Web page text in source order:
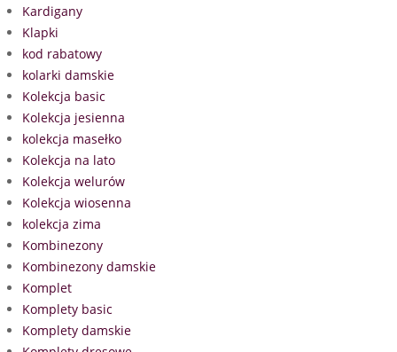
Kardigany
Klapki
kod rabatowy
kolarki damskie
Kolekcja basic
Kolekcja jesienna
kolekcja masełko
Kolekcja na lato
Kolekcja welurów
Kolekcja wiosenna
kolekcja zima
Kombinezony
Kombinezony damskie
Komplet
Komplety basic
Komplety damskie